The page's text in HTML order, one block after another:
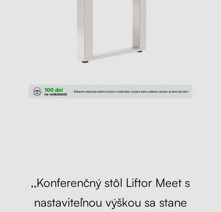
,,Konferenčný stôl Liftor Meet s
nastaviteľnou výškou sa stane